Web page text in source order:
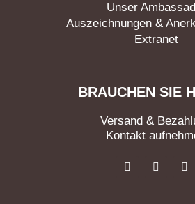
Unser
Auszeichnungen &
Extranet
BRAUCHEN SIE
Versand &
Kontakt
F
a
I
n
L
i